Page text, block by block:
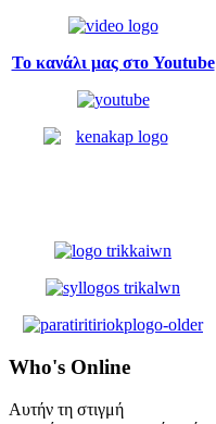
Το κανάλι μας στο Youtube
Who's Online
Αυτήν τη στιγμή